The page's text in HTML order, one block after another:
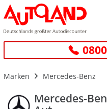
Marken Mercedes-Benz
Mercedes-